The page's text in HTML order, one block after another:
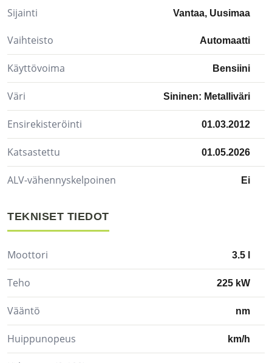
Sijainti Vantaa, Uusimaa
Vaihteisto Automaatti
Käyttövoima Bensiini
Väri Sininen: Metalliväri
Ensirekisteröinti 01.03.2012
Katsastettu 01.05.2026
ALV-vähennyskelpoinen Ei
TEKNISET TIEDOT
Moottori 3.5 l
Teho 225 kW
Vääntö nm
Huippunopeus km/h